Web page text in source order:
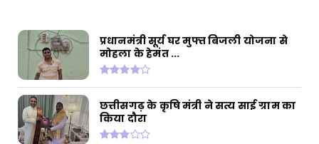
प्रधानमंत्री सूर्य घर मुफ्त बिजली योजना से
मोहला के हेमंत ...
छत्तीसगढ़ के कृषि मंत्री ने सत्य साई ग्राम का
किया दौरा